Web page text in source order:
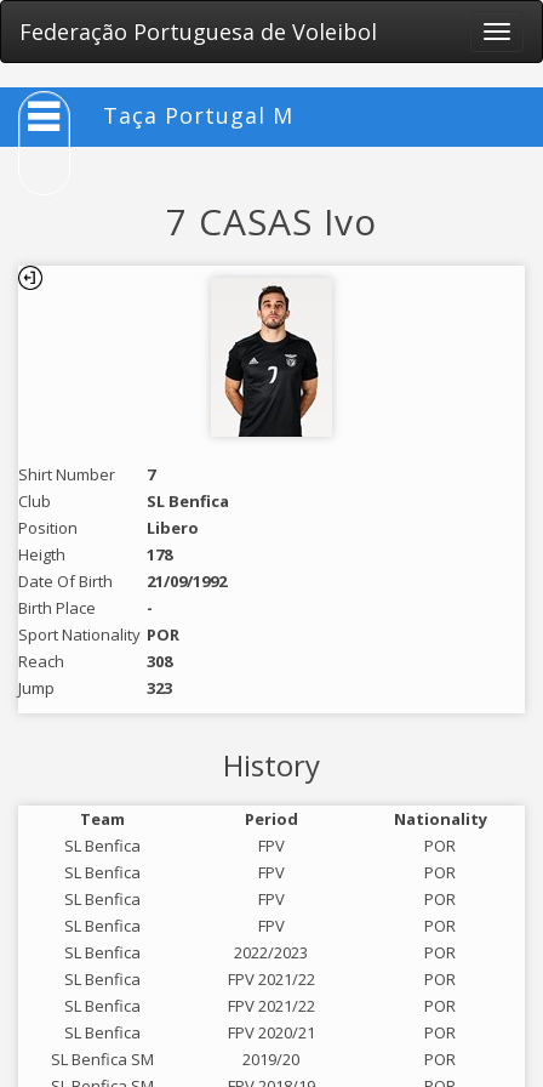
Federação Portuguesa de Voleibol
Toggle
Taça Portugal M
7 CASAS Ivo
Shirt Number
7
Club
SL Benfica
Position
Libero
Heigth
178
Date Of Birth
21/09/1992
Birth Place
-
Sport Nationality POR
Reach
308
Jump
323
History
Team Period
Nationality
SL Benfica
FPV
POR
SL Benfica
FPV
POR
SL Benfica
FPV
POR
SL Benfica
FPV
POR
SL Benfica
2022/2023
POR
SL Benfica
FPV 2021/22
POR
SL Benfica
FPV 2021/22
POR
SL Benfica
FPV 2020/21
POR
SL Benfica SM
2019/20
POR